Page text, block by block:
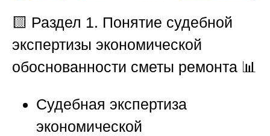
🟨 Раздел 1. Понятие судебной
экспертизы экономической
обоснованности сметы ремонта 📊
Судебная экспертиза
экономической